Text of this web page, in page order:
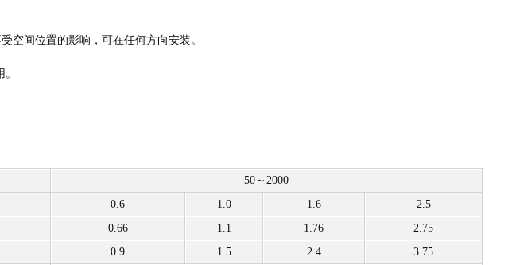
空间位置的影响，可在任何方向安装。
50～2000
0.6 1.0 1.6
2.5
0.66 1.1 1.76
2.75
0.9 1.5 2.4
3.75